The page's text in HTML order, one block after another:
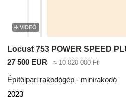
VIDEÓ
27 500 EUR ≈ 10 020 000 Ft
Építőipari rakodógép - minirakodó
2023